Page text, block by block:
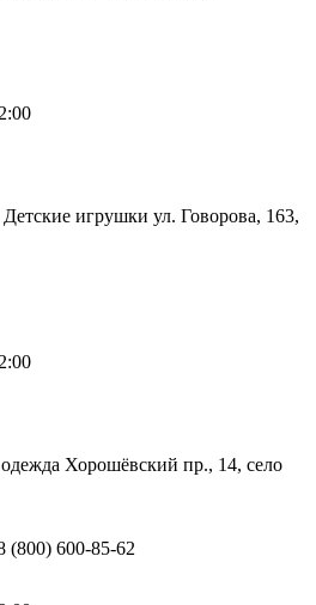
игрушки ул. Говорова, 163,
Хорошёвский пр., 14, село
(800) 600-85-62